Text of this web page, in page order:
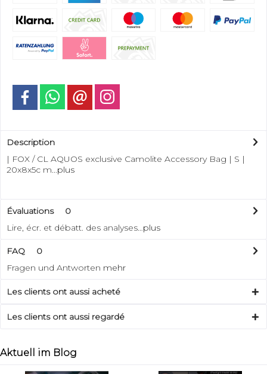
Description
| FOX / CL AQUOS exclusive Camolite Accessory Bag | S |
20x8x5c m...plus
Évaluations
0
Lire, écr. et débatt. des analyses…plus
FAQ
0
Fragen und Antworten mehr
Les clients ont aussi acheté
Les clients ont aussi regardé
Aktuell im Blog